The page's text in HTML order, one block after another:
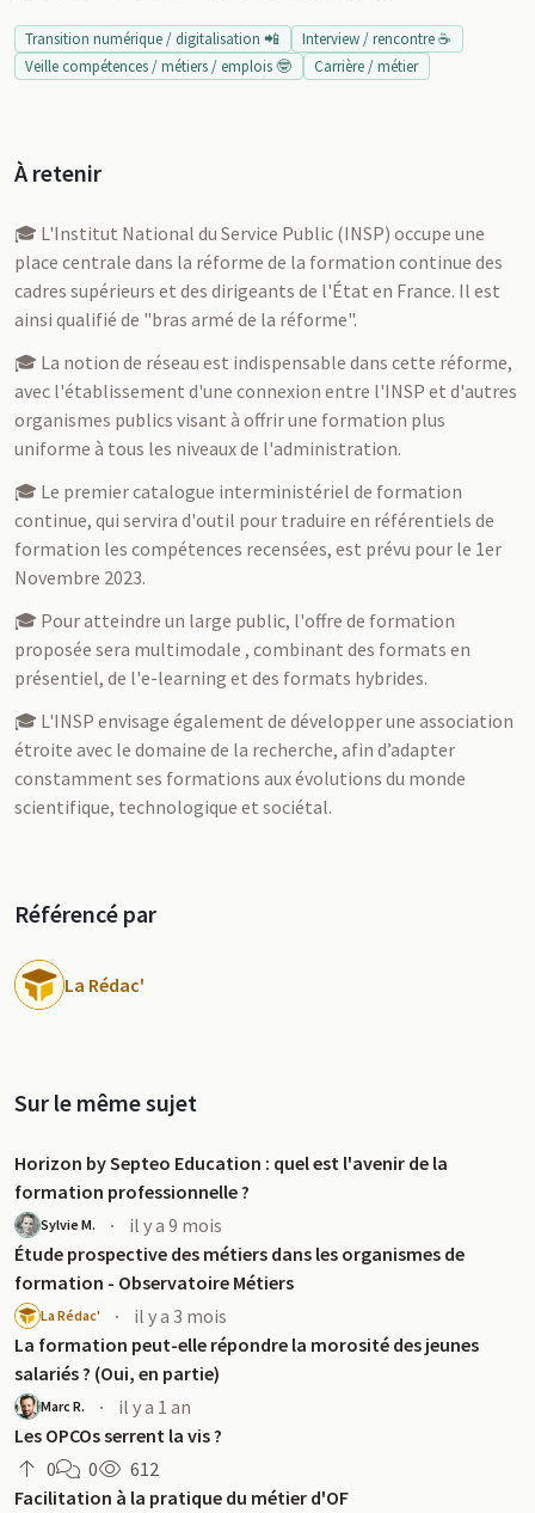
Transition numérique / digitalisation 📲
Interview / rencontre ☕
Veille compétences / métiers / emplois 🤓
Carrière / métier
À retenir
🎓 L'Institut National du Service Public (INSP) occupe une
place centrale dans la réforme de la formation continue des
cadres supérieurs et des dirigeants de l'État en France. Il est
ainsi qualifié de "bras armé de la réforme".
🎓 La notion de réseau est indispensable dans cette réforme,
avec l'établissement d'une connexion entre l'INSP et d'autres
organismes publics visant à offrir une formation plus
uniforme à tous les niveaux de l'administration.
🎓 Le premier catalogue interministériel de formation
continue, qui servira d'outil pour traduire en référentiels de
formation les compétences recensées, est prévu pour le 1er
Novembre 2023.
🎓 Pour atteindre un large public, l'offre de formation
proposée sera multimodale , combinant des formats en
présentiel, de l'e-learning et des formats hybrides.
🎓 L'INSP envisage également de développer une association
étroite avec le domaine de la recherche, afin d’adapter
constamment ses formations aux évolutions du monde
scientifique, technologique et sociétal.
Référencé par
La Rédac'
Sur le même sujet
Horizon by Septeo Education : quel est l'avenir de la
formation professionnelle ?
Sylvie M. ·
il y a 9 mois
Étude prospective des métiers dans les organismes de
formation - Observatoire Métiers
La Rédac' ·
il y a 3 mois
La formation peut-elle répondre la morosité des jeunes
salariés ? (Oui, en partie)
Marc R. ·
il y a 1 an
Les OPCOs serrent la vis ?
0
0
612
Facilitation à la pratique du métier d'OF